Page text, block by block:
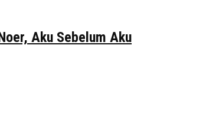
Aku Sebelum Aku